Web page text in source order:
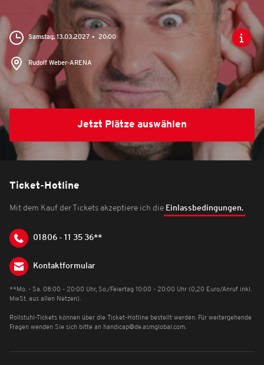
Samstag, 13.03.2027 20:00
Rudolf Weber-ARENA
Jetzt Plätze auswählen
Ticket-Hotline
Mit dem Kauf der Tickets akzeptiere ich die Einlassbedingungen.
01806 - 11 35 36**
Kontaktformular
**Mo. - Sa. 08:00 - 20:00 Uhr, So./Feiertag 10:00 - 20:00 Uhr (0,20 Euro/Anruf inkl.
MwSt. aus allen Netzen).
Rollstuhl-Tickets können über die Ticket-Hotline bestellt werden. Für weitergehende
Fragen wenden Sie sich bitte an handicap@de.asmglobal.com.